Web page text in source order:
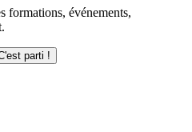
formations, événements,
parti !